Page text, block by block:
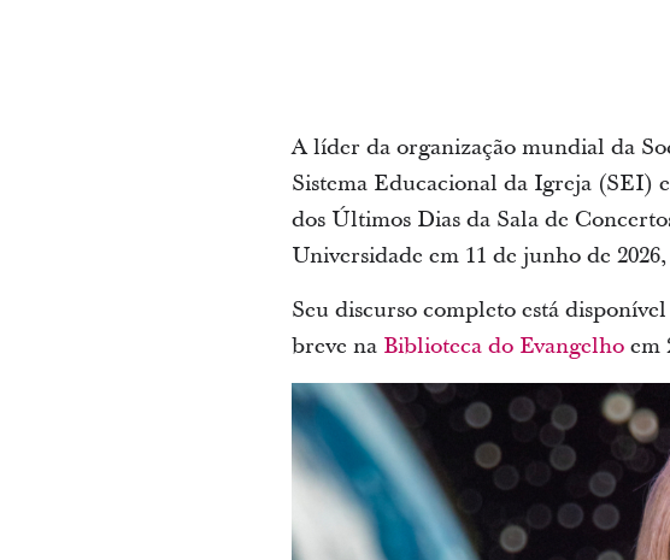
A líder da organização mundial da
Sistema Educacional da Igreja (SEI)
dos Últimos Dias da Sala de
Universidade em 11 de junho de
Seu discurso completo está
breve na Biblioteca do Evangelhoem